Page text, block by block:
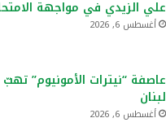
علي الزيدي في مواجهة
أغسطس 6, 2026
عاصفة “نيترات الأمونيوم”
لبنان
أغسطس 6, 2026